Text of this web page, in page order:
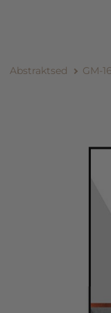
Abstraktsed GM-